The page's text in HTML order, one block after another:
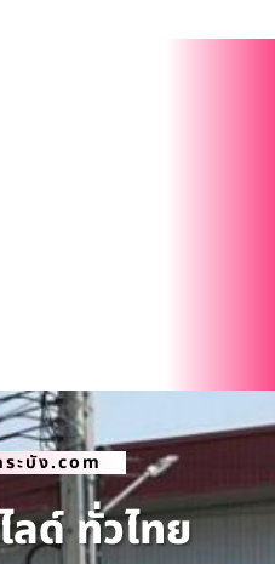
ะบัง.com
ด์ ทั่วไทย